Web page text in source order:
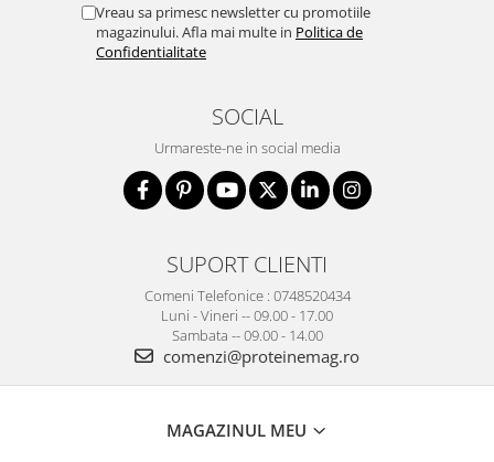
Vreau sa primesc newsletter cu promotiile
magazinului. Afla mai multe in Politica de
Confidentialitate
SOCIAL
Urmareste-ne in social media
SUPORT CLIENTI
Comeni Telefonice : 0748520434
Luni - Vineri -- 09.00 - 17.00
Sambata -- 09.00 - 14.00
comenzi@proteinemag.ro
MAGAZINUL MEU